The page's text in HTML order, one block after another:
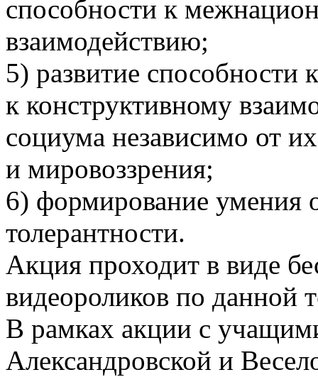
способности к
взаимодействию;
5) развитие
к конструктивному
социума независимо от
и мировоззрения;
6) формирование умения
толерантности.
Акция проходит в виде
видеороликов по данной
В рамках акции с
Александровской и